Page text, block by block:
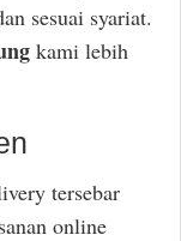
sesuai syariat.
kami lebih
tersebar
online